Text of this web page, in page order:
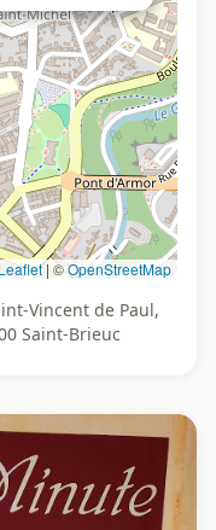
Leaflet|©OpenStreetMap
Vincent de Paul,
Saint-Brieuc